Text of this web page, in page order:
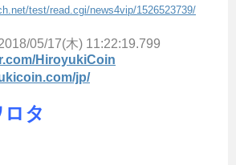
test/read.cgi/news4vip/1526523739/
05/17(木) 11:22:19.799
HiroyukiCoin
jp/
タ